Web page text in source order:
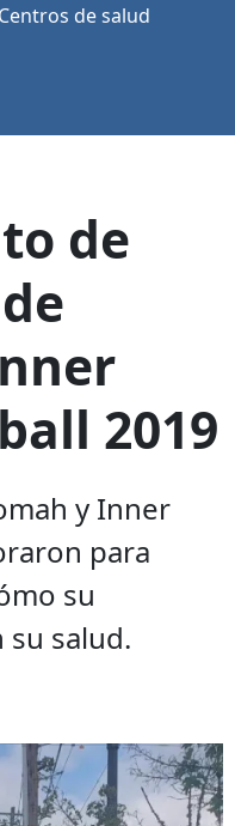
Centros de salud
de
2019
y Inner
para
su
salud.